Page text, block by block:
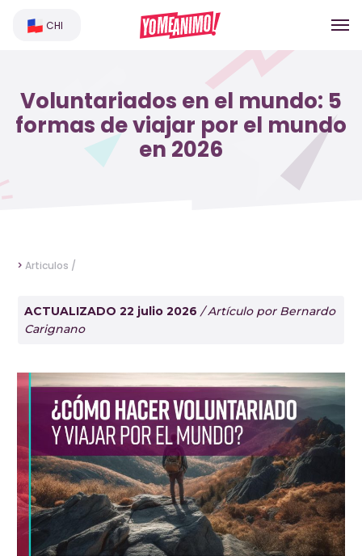
CHI
Voluntariados en el mundo: 5
formas de viajar por el mundo
en 2026
> Articulos /
ACTUALIZADO 22 julio 2026 / Artículo por Bernardo
Carignano